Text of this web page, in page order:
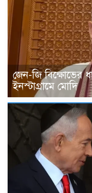
জেন-জি বিক্ষোভের
ইনস্টাগ্রামে মোদি